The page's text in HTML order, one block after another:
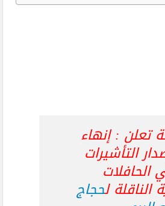
تعلن : إنهاء
التأشيرات
الحافلات
الناقلة لحجاج